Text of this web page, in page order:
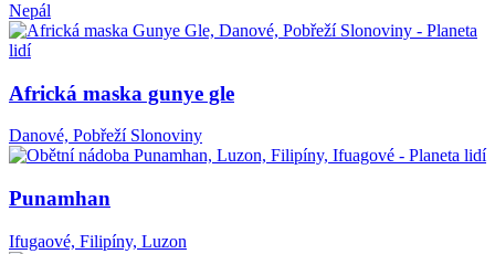
Nepál
Africká maska gunye gle
Danové, Pobřeží Slonoviny
Punamhan
Ifugaové, Filipíny, Luzon